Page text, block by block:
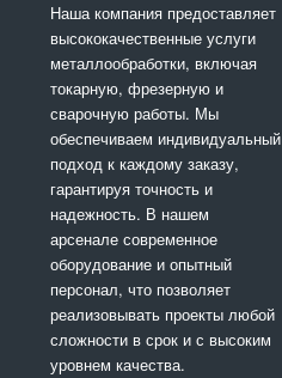
Наша компания предоставляет
высококачественные услуги
металлообработки, включая
токарную, фрезерную и
сварочную работы. Мы
обеспечиваем индивидуальный
подход к каждому заказу,
гарантируя точность и
надежность. В нашем
арсенале современное
оборудование и опытный
персонал, что позволяет
реализовывать проекты любой
сложности в срок и с высоким
уровнем качества.